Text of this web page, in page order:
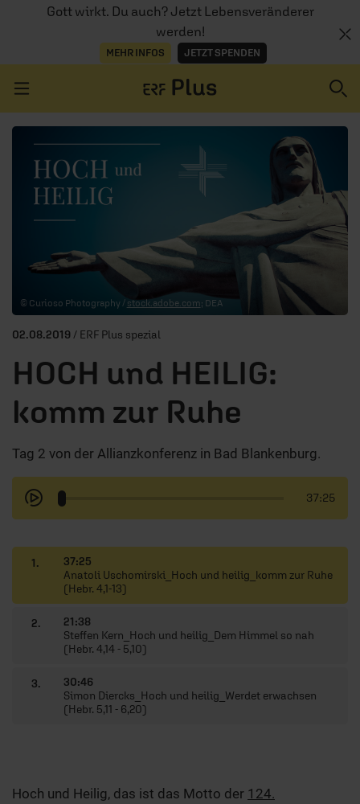
Gott wirkt. Du auch? Jetzt Lebensveränderer
werden!
MEHR INFOS JETZT SPENDEN
ERZÄHL MAL
AUDIOTHEK
PROGRAMM
© Curioso Photography / stock.adobe.com; DEA
02.08.2019 / ERF Plus spezial
HOCH und HEILIG:
komm zur Ruhe
Tag 2 von der Allianzkonferenz in Bad Blankenburg.
37:25
1.
37:25
Anatoli Uschomirski_Hoch und heilig_komm zur Ruhe
(Hebr. 4,1-13)
2.
21:38
Steffen Kern_Hoch und heilig_Dem Himmel so nah
(Hebr. 4,14 - 5,10)
3.
30:46
Simon Diercks_Hoch und heilig_Werdet erwachsen
(Hebr. 5,11 - 6,20)
Hoch und Heilig, das ist das Motto der 124.